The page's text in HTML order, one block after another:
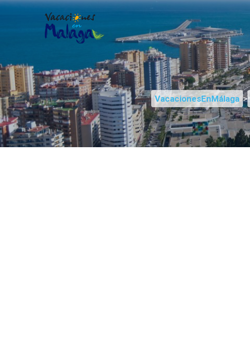
VacacionesEnMálaga >